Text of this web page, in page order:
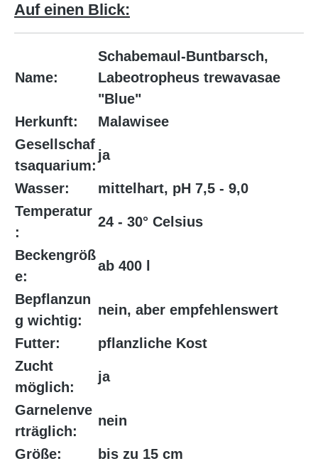
Auf einen Blick:
Name:
Schabemaul-Buntbarsch,
Labeotropheus trewavasae
"Blue"
Herkunft:
Malawisee
Gesellschaf
tsaquarium:
ja
Wasser:
mittelhart, pH 7,5 - 9,0
Temperatur
:
24 - 30° Celsius
Beckengröß
e:
ab 400 l
Bepflanzun
g wichtig:
nein, aber empfehlenswert
Futter:
pflanzliche Kost
Zucht
möglich:
ja
Garnelenve
rträglich:
nein
Größe: bis zu 15 cm